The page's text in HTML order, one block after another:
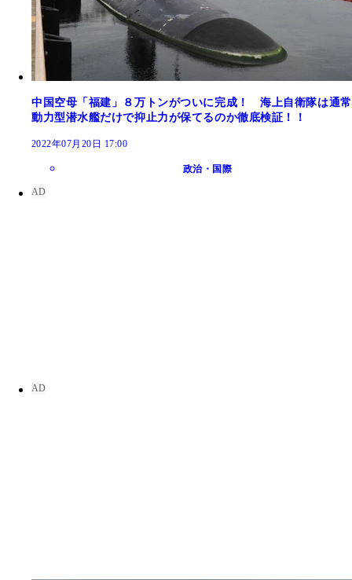
中国空母「福建」８万トンがついに完成！ 海上自衛隊は通常
動力型潜水艦だけで抑止力が保てるのか徹底検証！！
2022年07月20日 17:00
政治・国際